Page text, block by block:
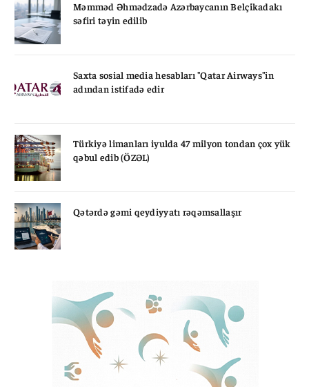
Məmməd Əhmədzadə Azərbaycanın Belçikadakı
səfiri təyin edilib
Saxta sosial media hesabları "Qatar Airways"in
adından istifadə edir
Türkiyə limanları iyulda 47 milyon tondan çox yük
qəbul edib (ÖZƏL)
Qətərdə gəmi qeydiyyatı rəqəmsallaşır